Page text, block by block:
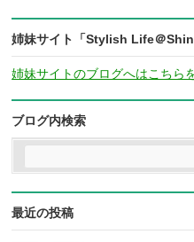
姉妹サイト「Stylish Life＠
姉妹サイトのブログへはこちら
ブログ内検索
最近の投稿